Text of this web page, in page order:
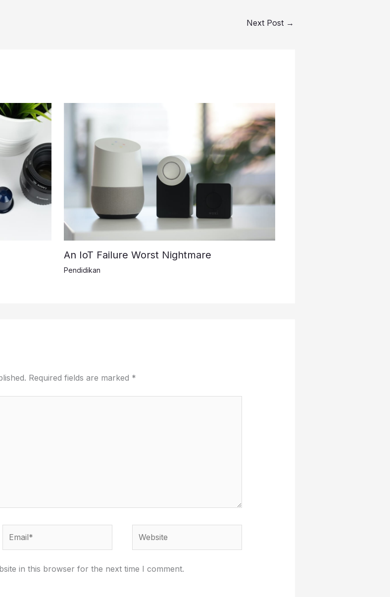
Next Post →
An IoT Failure Worst Nightmare
Pendidikan
Required fields are marked *
in this browser for the next time I comment.